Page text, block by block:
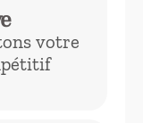
votre